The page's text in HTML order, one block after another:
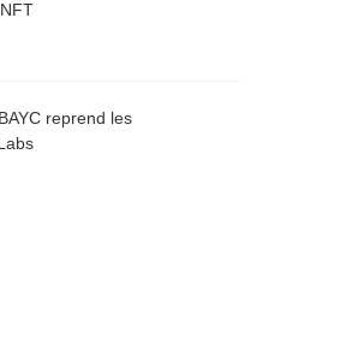
reprend les